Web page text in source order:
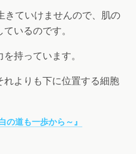
きていけませんので、肌の
いるのです。
持っています。
よりも下に位置する細胞
の道も一歩から～』